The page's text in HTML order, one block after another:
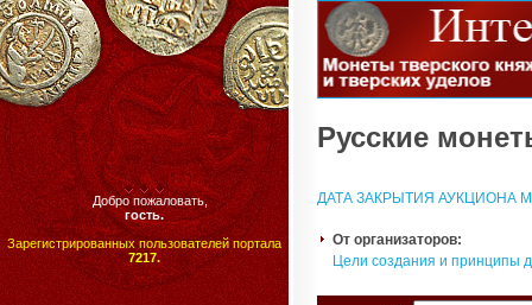
Добро пожаловать,
гость.
Зарегистрированных пользователей портала
7217.
Русские
ДАТА ЗАКРЫТИЯ АУКЦИОНА
От организаторов:
Цели создания и принципы